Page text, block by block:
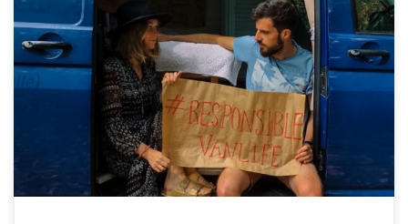
Dans cet épisode je reçois Anaïs et Olivier. Leur décision de changer
leur manière de voyager avec l’achat de leur […]